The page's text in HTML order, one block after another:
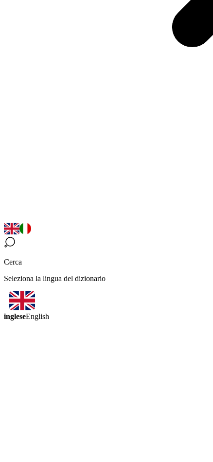
Cerca
Seleziona la lingua del dizionario
ingleseEnglish